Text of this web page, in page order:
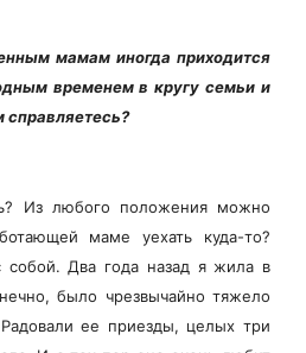
мамам иногда приходится
временем в кругу семьи и
справляетесь?
Из любого положения можно
маме уехать куда-то?
собой. Два года назад я жила в
было чрезвычайно тяжело
Радовали ее приезды, целых три